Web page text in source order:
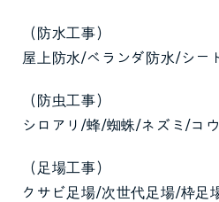
（防水工事）
屋上防水/ベランダ防水/シー
（防虫工事）
シロアリ/蜂/蜘蛛/ネズミ/コ
（足場工事）
クサビ足場/次世代足場/枠足